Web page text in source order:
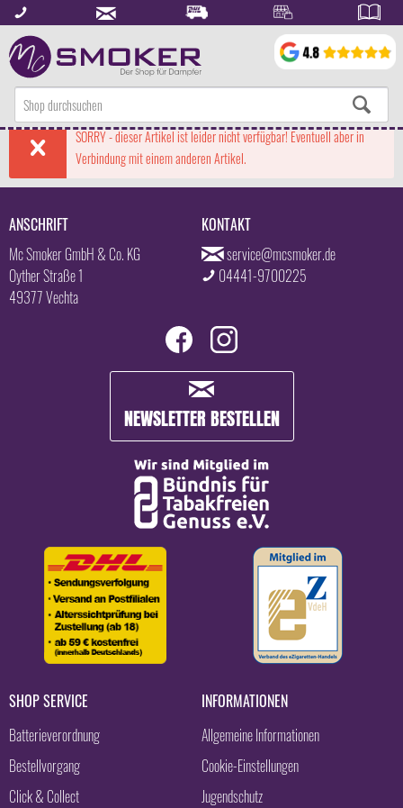
SORRY - dieser Artikel ist leider nicht verfügbar! Eventuell aber in
Verbindung mit einem anderen Artikel.
ANSCHRIFT
Mc Smoker GmbH & Co. KG
Oyther Straße 1
49377 Vechta
KONTAKT
service@mcsmoker.de
04441-9700225
NEWSLETTER BESTELLEN
SHOP SERVICE
Batterieverordnung
Bestellvorgang
Click & Collect
INFORMATIONEN
Allgemeine Informationen
Cookie-Einstellungen
Jugendschutz